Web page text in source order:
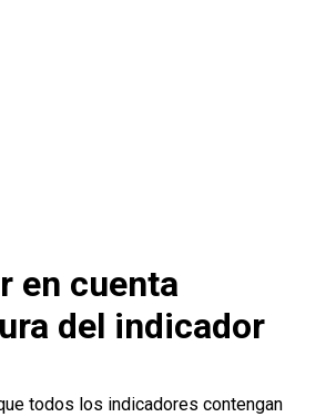
en cuenta
del indicador
todos los indicadores contengan